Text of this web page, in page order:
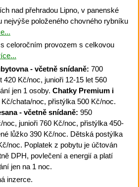
nad přehradou Lipno, v panenské
nejvýše položeného chovného rybníku
celoročním provozem s celkovou
- včetně snídaně: 700
420 Kč/noc, junioři 12-15 let 560
jen 1 osoby. Chatky Premium i
chata/noc, přistýlka 500 Kč/noc.
- včetně snídaně: 950
junioři 760 Kč/noc, přistýlka 450-
lůžko 390 Kč/noc. Dětská postýlka
noc. Poplatek z pobytu je účtován
DPH, povlečení a energií a platí
jen na 1 noc.
inzerce.